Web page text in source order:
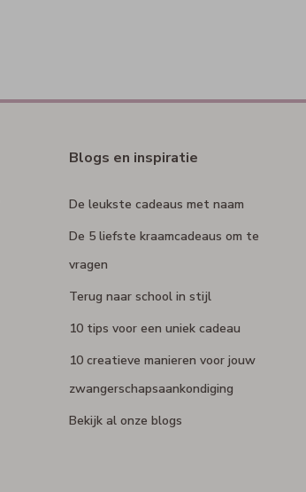
Blogs en inspiratie
De leukste cadeaus met naam
De 5 liefste kraamcadeaus om te
vragen
Terug naar school in stijl
10 tips voor een uniek cadeau
10 creatieve manieren voor jouw
zwangerschapsaankondiging
Bekijk al onze blogs